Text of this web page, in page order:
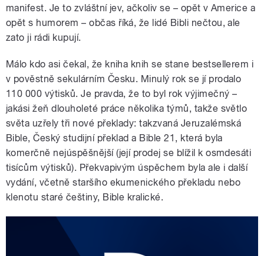
manifest. Je to zvláštní jev, ačkoliv se – opět v Americe a
opět s humorem – občas říká, že lidé Bibli nečtou, ale
zato ji rádi kupují.
Málo kdo asi čekal, že kniha knih se stane bestsellerem i
v pověstně sekulárním Česku. Minulý rok se jí prodalo
110 000 výtisků. Je pravda, že to byl rok výjimečný –
jakási žeň dlouholeté práce několika týmů, takže světlo
světa uzřely tři nové překlady: takzvaná Jeruzalémská
Bible, Český studijní překlad a Bible 21, která byla
komerčně nejúspěšnější (její prodej se blížil k osmdesáti
tisícům výtisků). Překvapivým úspěchem byla ale i další
vydání, včetně staršího ekumenického překladu nebo
klenotu staré češtiny, Bible kralické.